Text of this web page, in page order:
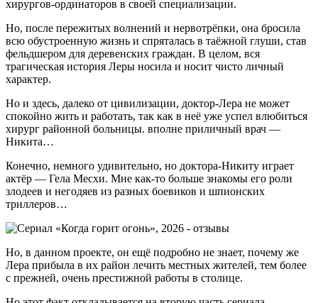
хирургов-ординаторов в своей специализации.
Но, после пережитых волнений и нервотрёпки, она бросила
всю обустроенную жизнь и спряталась в таёжной глуши, став
фельдшером для деревенских граждан. В целом, вся
трагическая история Леры носила и носит чисто личный
характер.
Но и здесь, далеко от цивилизации, доктор-Лера не может
спокойно жить и работать, так как в неё уже успел влюбиться
хирург районной больницы. вполне приличный врач —
Никита…
Конечно, немного удивительно, но доктора-Никиту играет
актёр — Гела Месхи. Мне как-то больше знакомы его роли
злодеев и негодяев из разных боевиков и шпионских
триллеров…
Но, в данном проекте, он ещё подробно не знает, почему же
Лера прибыла в их район лечить местных жителей, тем более
с прежней, очень престижной работы в столице.